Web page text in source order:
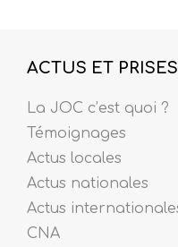
ACTUS ET
La JOC c’est quoi ?
Témoignages
Actus locales
Actus nationales
Actus
CNA